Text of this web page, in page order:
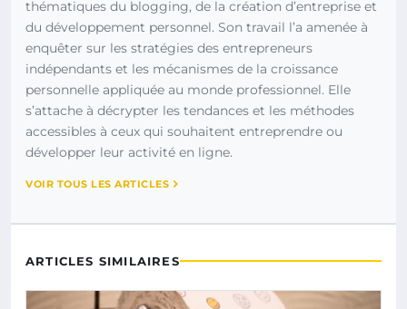
thématiques du blogging, de la création d’entreprise et
du développement personnel. Son travail l’a amenée à
enquêter sur les stratégies des entrepreneurs
indépendants et les mécanismes de la croissance
personnelle appliquée au monde professionnel. Elle
s’attache à décrypter les tendances et les méthodes
accessibles à ceux qui souhaitent entreprendre ou
développer leur activité en ligne.
VOIR TOUS LES ARTICLES
ARTICLES SIMILAIRES